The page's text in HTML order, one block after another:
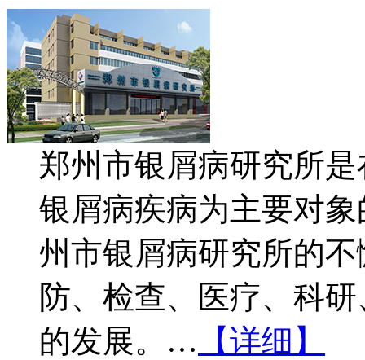
郑州市银屑病研究所
银屑病疾病为主要对
州市银屑病研究所的
防、检查、医疗、科
的发展。… 【详细】